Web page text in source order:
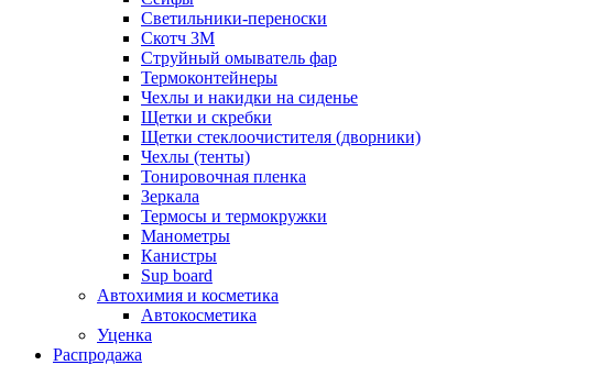
Светильники-переноски
Скотч 3М
Струйный омыватель фар
Термоконтейнеры
Чехлы и накидки на сиденье
Щетки и скребки
Щетки стеклоочистителя (дворники)
Чехлы (тенты)
Тонировочная пленка
Зеркалa
Термосы и термокружки
Манометры
Канистры
Sup board
Автохимия и косметика
Автокосметика
Уценка
Распродажа